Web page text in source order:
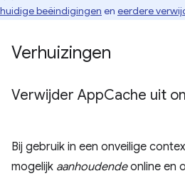
huidige beëindigingen en eerdere
Verhuizingen
Verwijder AppCache uit
Bij gebruik in een onveilige
mogelijk aanhoudendeonline en